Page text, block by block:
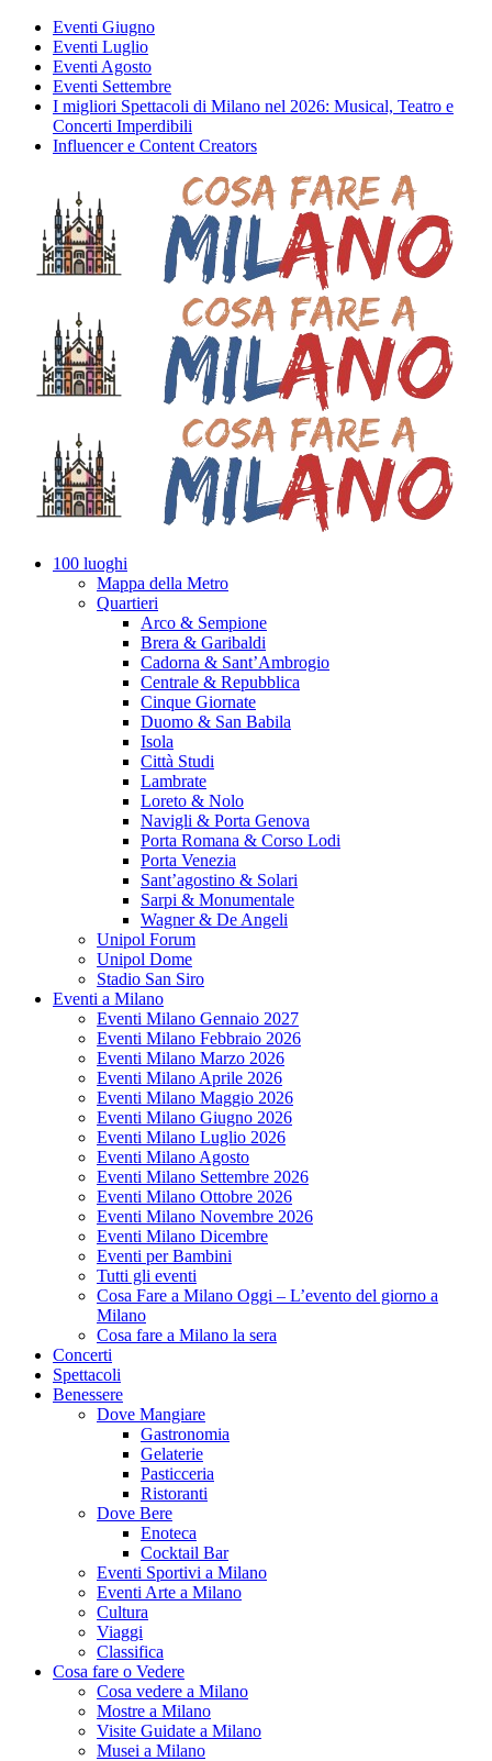
Eventi Giugno
Eventi Luglio
Eventi Agosto
Eventi Settembre
I migliori Spettacoli di Milano nel 2026: Musical, Teatro e
Concerti Imperdibili
Influencer e Content Creators
100 luoghi
Mappa della Metro
Quartieri
Arco & Sempione
Brera & Garibaldi
Cadorna & Sant’Ambrogio
Centrale & Repubblica
Cinque Giornate
Duomo & San Babila
Isola
Città Studi
Lambrate
Loreto & Nolo
Navigli & Porta Genova
Porta Romana & Corso Lodi
Porta Venezia
Sant’agostino & Solari
Sarpi & Monumentale
Wagner & De Angeli
Unipol Forum
Unipol Dome
Stadio San Siro
Eventi a Milano
Eventi Milano Gennaio 2027
Eventi Milano Febbraio 2026
Eventi Milano Marzo 2026
Eventi Milano Aprile 2026
Eventi Milano Maggio 2026
Eventi Milano Giugno 2026
Eventi Milano Luglio 2026
Eventi Milano Agosto
Eventi Milano Settembre 2026
Eventi Milano Ottobre 2026
Eventi Milano Novembre 2026
Eventi Milano Dicembre
Eventi per Bambini
Tutti gli eventi
Cosa Fare a Milano Oggi – L’evento del giorno a
Milano
Cosa fare a Milano la sera
Concerti
Spettacoli
Benessere
Dove Mangiare
Gastronomia
Gelaterie
Pasticceria
Ristoranti
Dove Bere
Enoteca
Cocktail Bar
Eventi Sportivi a Milano
Eventi Arte a Milano
Cultura
Viaggi
Classifica
Cosa fare o Vedere
Cosa vedere a Milano
Mostre a Milano
Visite Guidate a Milano
Musei a Milano